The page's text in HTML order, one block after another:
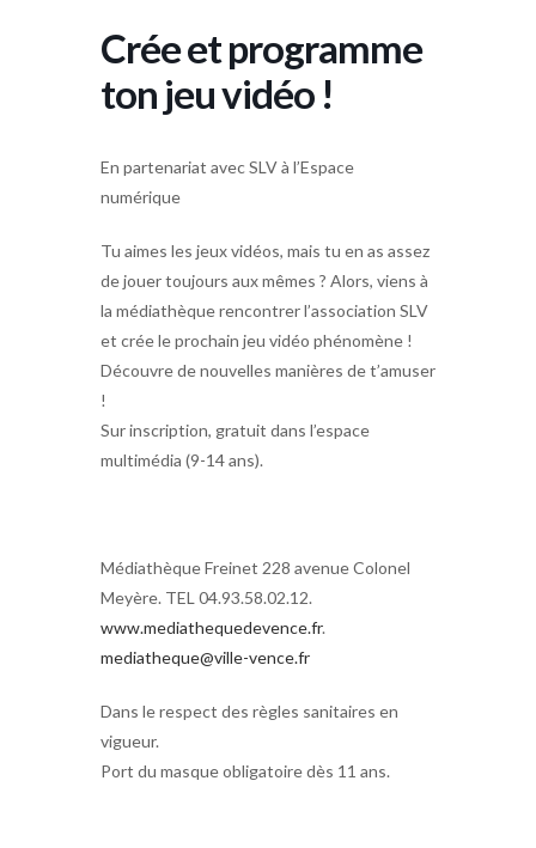
Crée et programme
ton jeu vidéo !
En partenariat avec SLV à l’Espace
numérique
Tu aimes les jeux vidéos, mais tu en as assez
de jouer toujours aux mêmes ? Alors, viens à
la médiathèque rencontrer l’association SLV
et crée le prochain jeu vidéo phénomène !
Découvre de nouvelles manières de t’amuser
!
Sur inscription, gratuit dans l’espace
multimédia (9-14 ans).
Médiathèque Freinet 228 avenue Colonel
Meyère. TEL 04.93.58.02.12.
www.mediathequedevence.fr.
mediatheque@ville-vence.fr
Dans le respect des règles sanitaires en
vigueur.
Port du masque obligatoire dès 11 ans.